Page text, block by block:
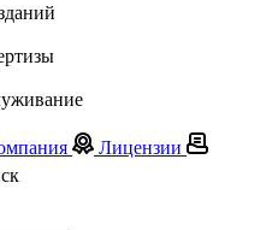
Лицензии